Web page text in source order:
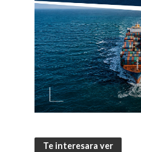
Te interesara ver